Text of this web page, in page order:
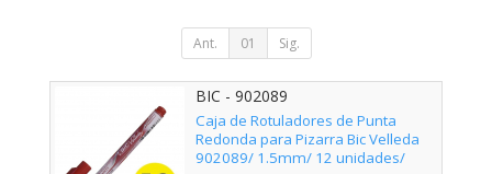
Ant. 01 Sig.
BIC - 902089
Caja de Rotuladores de Punta
Redonda para Pizarra Bic Velleda
902089/ 1.5mm/ 12 unidades/